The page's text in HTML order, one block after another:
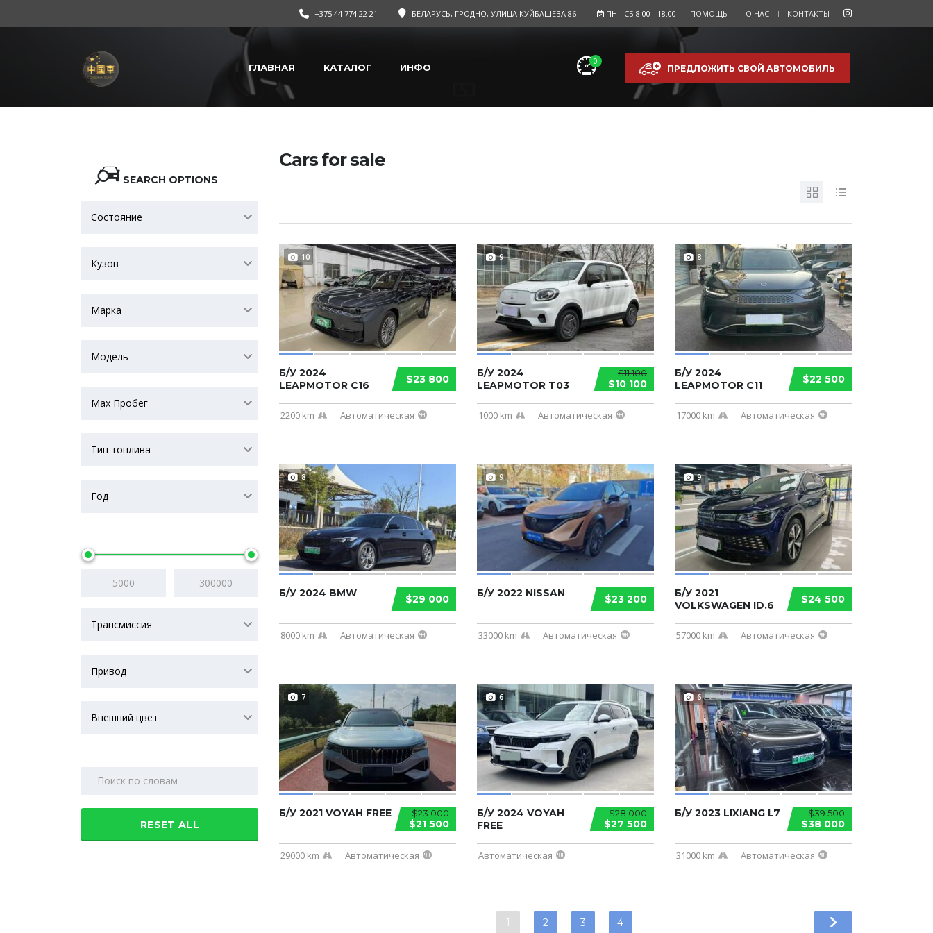
ПОМОЩЬ О НАС КОНТАКТЫ
ПН - СБ 8.00 - 18.00
БЕЛАРУСЬ, ГРОДНО, УЛИЦА КУЙБАШЕВА 86
+375 44 774 22 21
ПРЕДЛОЖИТЬ СВОЙ АВТОМОБИЛЬ
0
ГЛАВНАЯ КАТАЛОГ ИНФО
SEARCH OPTIONS
Состояние
Кузов
Марка
Модель
Max Пробег
Тип топлива
Год
Трансмиссия
Привод
Внешний цвет
RESET ALL
Cars for sale
10
$23 800
Б/У 2024
LEAPMOTOR C16
2200 km Автоматическая
9
$11 100
$10 100
Б/У 2024
LEAPMOTOR T03
1000 km Автоматическая
8
$22 500
Б/У 2024
LEAPMOTOR C11
17000 km Автоматическая
8
$29 000
Б/У 2024 BMW
8000 km Автоматическая
9
$23 200
Б/У 2022 NISSAN
33000 km Автоматическая
9
$24 500
Б/У 2021
VOLKSWAGEN ID.6
57000 km Автоматическая
7
$23 000
$21 500
Б/У 2021 VOYAH FREE
29000 km Автоматическая
6
$28 000
$27 500
Б/У 2024 VOYAH
FREE
Автоматическая
6
$39 500
$38 000
Б/У 2023 LIXIANG L7
31000 km Автоматическая
1 2 3 4